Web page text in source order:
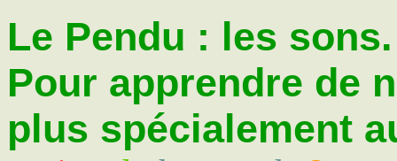
Le Pendu : les sons.
Pour apprendre de
plus spécialement